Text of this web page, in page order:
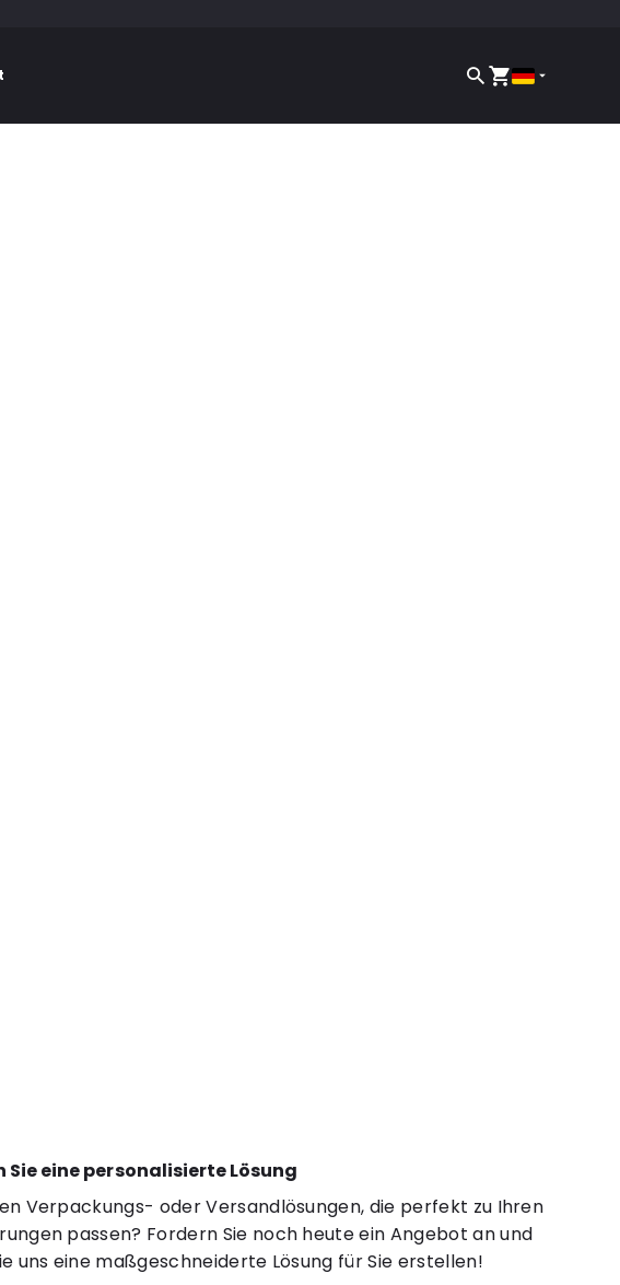
Sie eine personalisierte Lösung
Verpackungs- oder Versandlösungen, die perfekt zu Ihren
passen? Fordern Sie noch heute ein Angebot an und
uns eine maßgeschneiderte Lösung für Sie erstellen!